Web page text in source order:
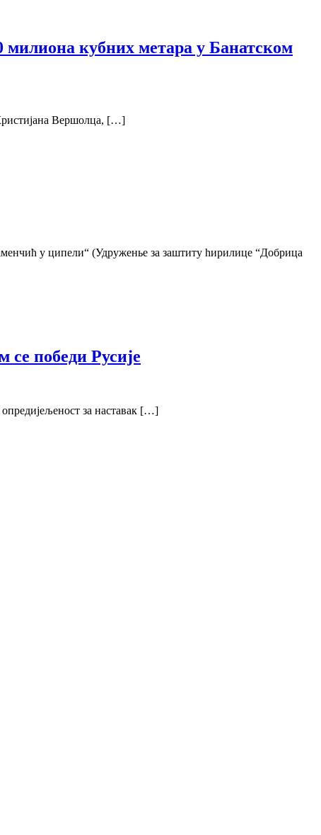
милиона кубних метара у Банатском
Вершолца, […]
у ципели“ (Удруженье за заштиту hирилице “Добрица
се победи Русије
за наставак […]